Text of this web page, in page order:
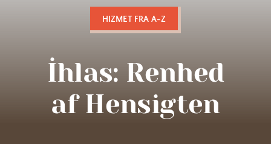
HIZMET FRA A-Z
İhlas: Renhed
af Hensigten